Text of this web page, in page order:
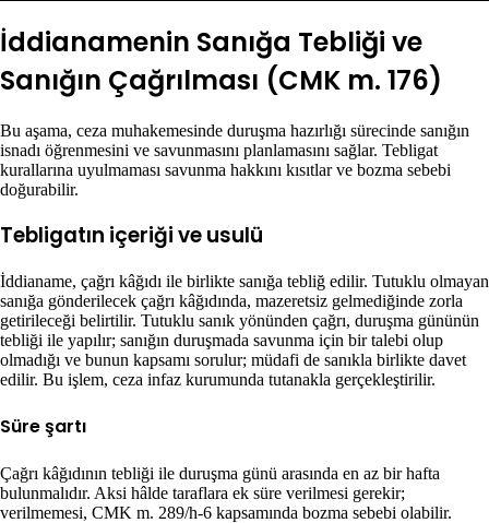
İddianamenin Sanığa Tebliği ve
Sanığın Çağrılması (CMK m. 176)
Bu aşama, ceza muhakemesinde duruşma hazırlığı sürecinde sanığın
isnadı öğrenmesini ve savunmasını planlamasını sağlar. Tebligat
kurallarına uyulmaması savunma hakkını kısıtlar ve bozma sebebi
doğurabilir.
Tebligatın içeriği ve usulü
İddianame, çağrı kâğıdı ile birlikte sanığa tebliğ edilir. Tutuklu olmayan
sanığa gönderilecek çağrı kâğıdında, mazeretsiz gelmediğinde zorla
getirileceği belirtilir. Tutuklu sanık yönünden çağrı, duruşma gününün
tebliği ile yapılır; sanığın duruşmada savunma için bir talebi olup
olmadığı ve bunun kapsamı sorulur; müdafi de sanıkla birlikte davet
edilir. Bu işlem, ceza infaz kurumunda tutanakla gerçekleştirilir.
Süre şartı
Çağrı kâğıdının tebliği ile duruşma günü arasında en az bir hafta
bulunmalıdır. Aksi hâlde taraflara ek süre verilmesi gerekir;
verilmemesi, CMK m. 289/h-6 kapsamında bozma sebebi olabilir.